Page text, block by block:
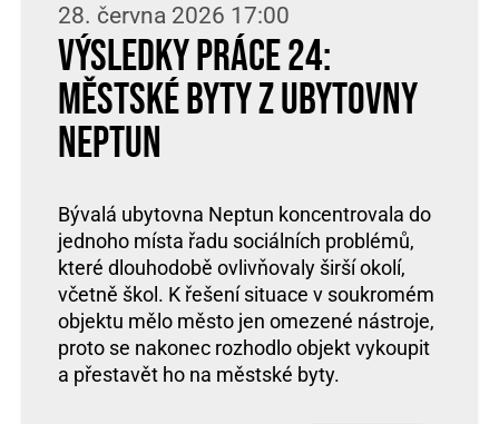
28. června 2026 17:00
Výsledky práce 24:
městské byty z ubytovny
Neptun
Bývalá ubytovna Neptun koncentrovala do
jednoho místa řadu sociálních problémů,
které dlouhodobě ovlivňovaly širší okolí,
včetně škol. K řešení situace v soukromém
objektu mělo město jen omezené nástroje,
proto se nakonec rozhodlo objekt vykoupit
a přestavět ho na městské byty.